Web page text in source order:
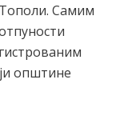
Самим
општине